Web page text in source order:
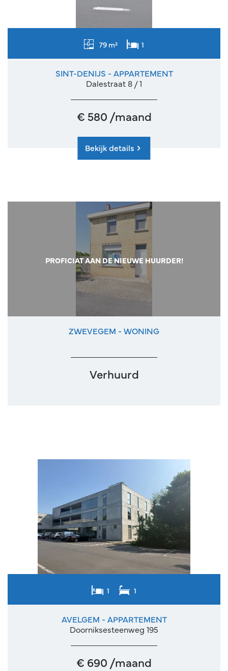
79 m² 1
SINT-DENIJS - APPARTEMENT
Dalestraat 8 / 1
€ 580 /maand
Bekijk details
PROFICIAT AAN DE NIEUWE HUURDER!
192 m² 3 1
ZWEVEGEM - WONING
Verhuurd
1 1
AVELGEM - APPARTEMENT
Doorniksesteenweg 195
€ 690 /maand